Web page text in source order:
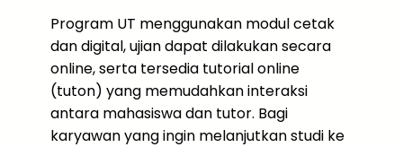
Program UT menggunakan modul cetak
dan digital, ujian dapat dilakukan secara
online, serta tersedia tutorial online
(tuton) yang memudahkan interaksi
antara mahasiswa dan tutor. Bagi
karyawan yang ingin melanjutkan studi ke